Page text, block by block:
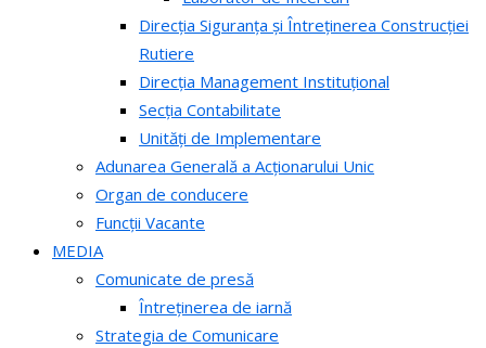
Direcția Siguranța și Întreținerea Construcției
Rutiere
Direcția Management Instituțional
Secția Contabilitate
Unități de Implementare
Adunarea Generală a Acționarului Unic
Organ de conducere
Funcții Vacante
MEDIA
Comunicate de presă
Întreținerea de iarnă
Strategia de Comunicare